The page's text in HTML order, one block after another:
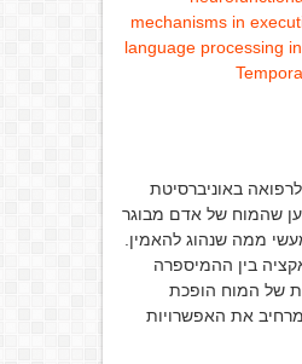
mechanisms in
language processing
באוניברסיטת
שהמוח של אדם מבוגר
ממה שנהוג להאמין.
בין ההמיספרה
של המוח הופכת
את האפשרויות